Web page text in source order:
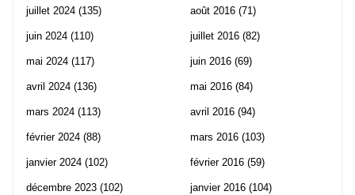
juillet 2024 (135)
juin 2024 (110)
mai 2024 (117)
avril 2024 (136)
mars 2024 (113)
février 2024 (88)
janvier 2024 (102)
décembre 2023 (102)
août 2016 (71)
juillet 2016 (82)
juin 2016 (69)
mai 2016 (84)
avril 2016 (94)
mars 2016 (103)
février 2016 (59)
janvier 2016 (104)